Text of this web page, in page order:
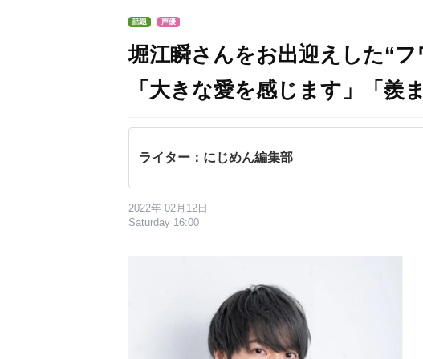
話題 声優
堀江瞬さんをお出迎えした“フ
「大きな愛を感じます」「羨
ライター：にじめん編集部
2022年 02月12日
Saturday 16:00